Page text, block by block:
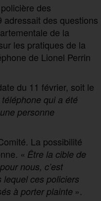
des
des questions
de la
les pratiques de la
de Lionel Perrin
du 11 février, soit le
qui a été
personne
La possibilité
« Être la cible de
nous, c’est
lequel ces policiers
à porter plainte ».